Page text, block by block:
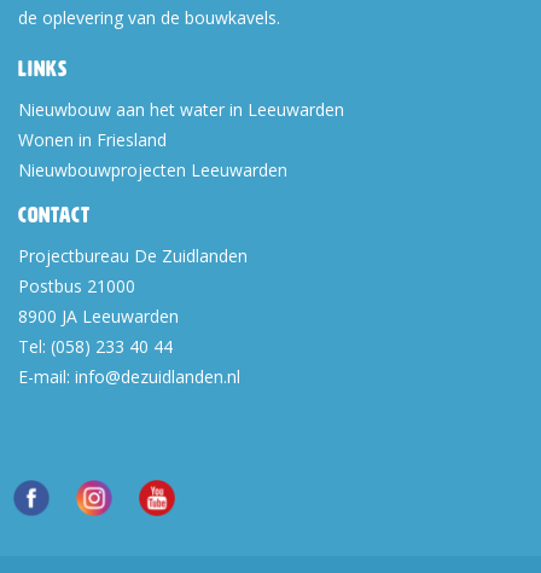
de oplevering van de bouwkavels.
Links
Nieuwbouw aan het water in Leeuwarden
Wonen in Friesland
Nieuwbouwprojecten Leeuwarden
Contact
Projectbureau De Zuidlanden
Postbus 21000
8900 JA Leeuwarden
Tel: (058) 233 40 44
E-mail: info@dezuidlanden.nl